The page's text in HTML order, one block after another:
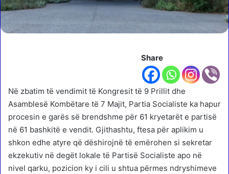
Share
Në zbatim të vendimit të Kongresit të 9 Prillit dhe
Asamblesë Kombëtare të 7 Majit, Partia Socialiste ka hapur
procesin e garës së brendshme për 61 kryetarët e partisë
në 61 bashkitë e vendit. Gjithashtu, ftesa për aplikim u
shkon edhe atyre që dëshirojnë të emërohen si sekretar
ekzekutiv në degët lokale të Partisë Socialiste apo në
nivel qarku, pozicion ky i cili u shtua përmes ndryshimeve